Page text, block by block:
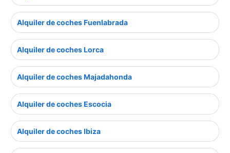
Alquiler de coches Fuenlabrada
Alquiler de coches Lorca
Alquiler de coches Majadahonda
Alquiler de coches Escocia
Alquiler de coches Ibiza